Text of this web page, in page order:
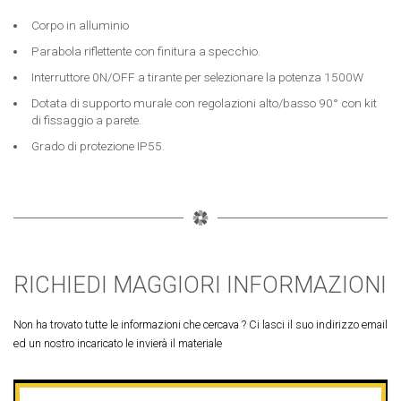
Corpo in alluminio
Parabola riflettente con finitura a specchio.
Interruttore 0N/OFF a tirante per selezionare la potenza 1500W
Dotata di supporto murale con regolazioni alto/basso 90° con kit
di fissaggio a parete.
Grado di protezione IP55.
RICHIEDI MAGGIORI INFORMAZIONI
Non ha trovato tutte le informazioni che cercava ? Ci lasci il suo indirizzo email
ed un nostro incaricato le invierà il materiale